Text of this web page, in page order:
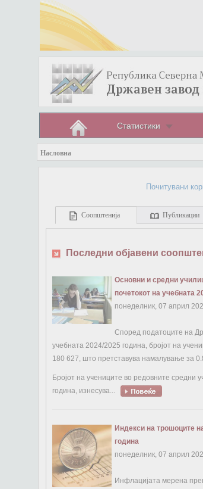
Статистики
Насловна
Почитувани
Соопштенија Публикации
Последни објавени
Основни и средни
почетокот на учебната
понеделник, 07 април
Според податоците на
учебната 2024/2025 година, бројот на
180 627, што претставува намалување за
Бројот на учениците во редовните средни
година, изнесува...
Индекси на трошоците
година
понеделник, 07 април
Инфлацијата мерена